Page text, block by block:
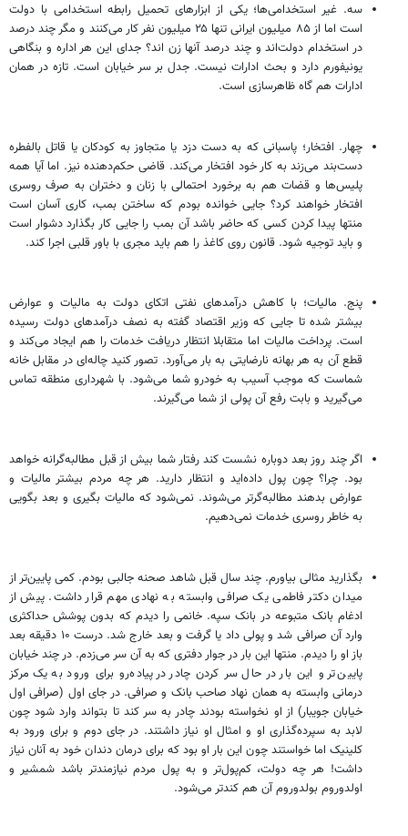
سه. غیر استخدامی‌ها؛ یکی از ابزارهای تحمیل رابطه استخدامی با دولت
است اما از ۸۵ میلیون ایرانی تنها ۲۵ میلیون نفر کار می‌کنند و مگر چند درصد
در استخدام دولت‌اند و چند درصد آنها زن اند؟ جدای این هر اداره و بنگاهی
یونیفورم دارد و بحث ادارات نیست. جدل بر سر خیابان است. تازه در همان
ادارات هم گاه ظاهرسازی است.
چهار. افتخار؛ پاسبانی که به دست دزد یا متجاوز به کودکان یا قاتل بالفطره
دست‌بند می‌زند به کار خود افتخار می‌کند. قاضی حکم‌دهنده نیز. اما آیا همه
پلیس‌ها و قضات هم به برخورد احتمالی با زنان و دختران به صرف روسری
افتخار خواهند کرد؟ جایی خوانده بودم که ساختن بمب، کاری آسان است
منتها پیدا کردن کسی که حاضر باشد آن بمب را جایی کار بگذارد دشوار است
و باید توجیه شود. قانون روی کاغذ را هم باید مجری با باور قلبی اجرا کند.
پنج. مالیات؛ با کاهش درآمدهای نفتی اتکای دولت به مالیات و عوارض
بیشتر شده تا جایی که وزیر اقتصاد گفته به نصف درآمدهای دولت رسیده
است. پرداخت مالیات اما متقابلا انتظار دریافت خدمات را هم ایجاد می‌کند و
قطع آن به هر بهانه نارضایتی به بار می‌آورد. تصور کنید چاله‌ای در مقابل خانه
شماست که موجب آسیب به خودرو شما می‌شود. با شهرداری منطقه تماس
می‌گیرید و بابت رفع آن پولی از شما می‌گیرند.
اگر چند روز بعد دوباره نشست کند رفتار شما بیش از قبل مطالبه‌گرانه خواهد
بود. چرا؟ چون پول داده‌اید و انتظار دارید. هر چه مردم بیشتر مالیات و
عوارض بدهند مطالبه‌گرتر می‌شوند. نمی‌شود که مالیات بگیری و بعد بگویی
به خاطر روسری خدمات نمی‌دهیم.
بگذارید مثالی بیاورم. چند سال قبل شاهد صحنه جالبی بودم. کمی پایین‌تر از
میدان دکتر فاطمی یک صرافی وابسته به نهادی مهم قرار داشت. پیش از
ادغام بانک متبوعه در بانک سپه. خانمی را دیدم که بدون پوشش حداکثری
وارد آن صرافی شد و پولی داد یا گرفت و بعد خارج شد. درست ۱۰ دقیقه بعد
باز او را دیدم. منتها این بار در جوار دفتری که به آن سر می‌زدم. در چند خیابان
پایین‌تر و این بار در حال سر کردن چادر در پیاده‌رو برای ورود به یک مرکز
درمانی وابسته به همان نهاد صاحب بانک و صرافی. در جای اول (‌صرافی اول
خیابان جویبار) از او نخواسته بودند چادر به سر کند تا بتواند وارد شود چون
لابد به سپرده‌گذاری او و امثال او نیاز داشتند. در جای دوم و برای ورود به
کلینیک اما خواستند چون این بار او بود که برای درمان دندان خود به آنان نیاز
داشت! هر چه دولت، کم‌پول‌تر و به پول مردم نیازمندتر باشد شمشیر و
اولدوروم بولدوروم آن هم کندتر می‌شود.